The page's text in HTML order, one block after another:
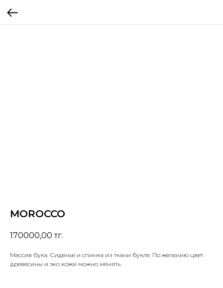
MOROCCO
170000,00 тг.
Массив бука. Сиденье и спинка из ткани букле. По желанию цвет
древесины и эко кожи можно менять.